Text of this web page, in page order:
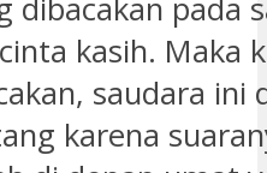
dibacakan pada
kasih. Maka
saudara ini
karena